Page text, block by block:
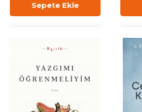
Sepete Ekle